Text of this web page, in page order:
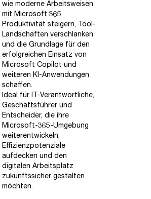
wie moderne Arbeitsweisen
mit Microsoft 365
Produktivität steigern, Tool-
Landschaften verschlanken
und die Grundlage für den
erfolgreichen Einsatz von
Microsoft Copilot und
weiteren KI-Anwendungen
schaffen.
Ideal für IT-Verantwortliche,
Geschäftsführer und
Entscheider, die ihre
Microsoft-365-Umgebung
weiterentwickeln,
Effizienzpotenziale
aufdecken und den
digitalen Arbeitsplatz
zukunftssicher gestalten
möchten.